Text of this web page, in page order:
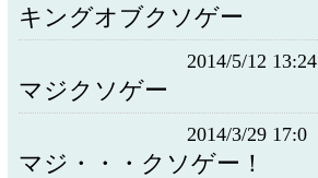
キングオブクソゲー
2014/5/12 13:24
マジクソゲー
2014/3/29 17:0
マジ・・・クソゲー！